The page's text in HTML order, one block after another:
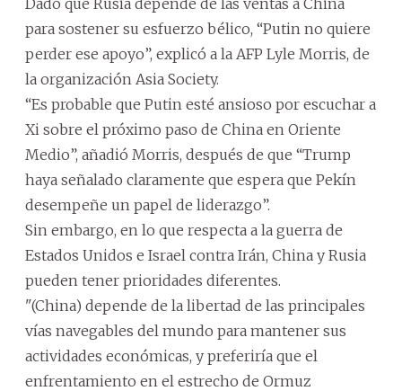
para sostener su esfuerzo bélico, “Putin no quiere
perder ese apoyo”, explicó a la AFP Lyle Morris, de
la organización Asia Society.
“Es probable que Putin esté ansioso por escuchar a
Xi sobre el próximo paso de China en Oriente
Medio”, añadió Morris, después de que “Trump
haya señalado claramente que espera que Pekín
desempeñe un papel de liderazgo”.
Sin embargo, en lo que respecta a la guerra de
Estados Unidos e Israel contra Irán, China y Rusia
pueden tener prioridades diferentes.
"(China) depende de la libertad de las principales
vías navegables del mundo para mantener sus
actividades económicas, y preferiría que el
enfrentamiento en el estrecho de Ormuz